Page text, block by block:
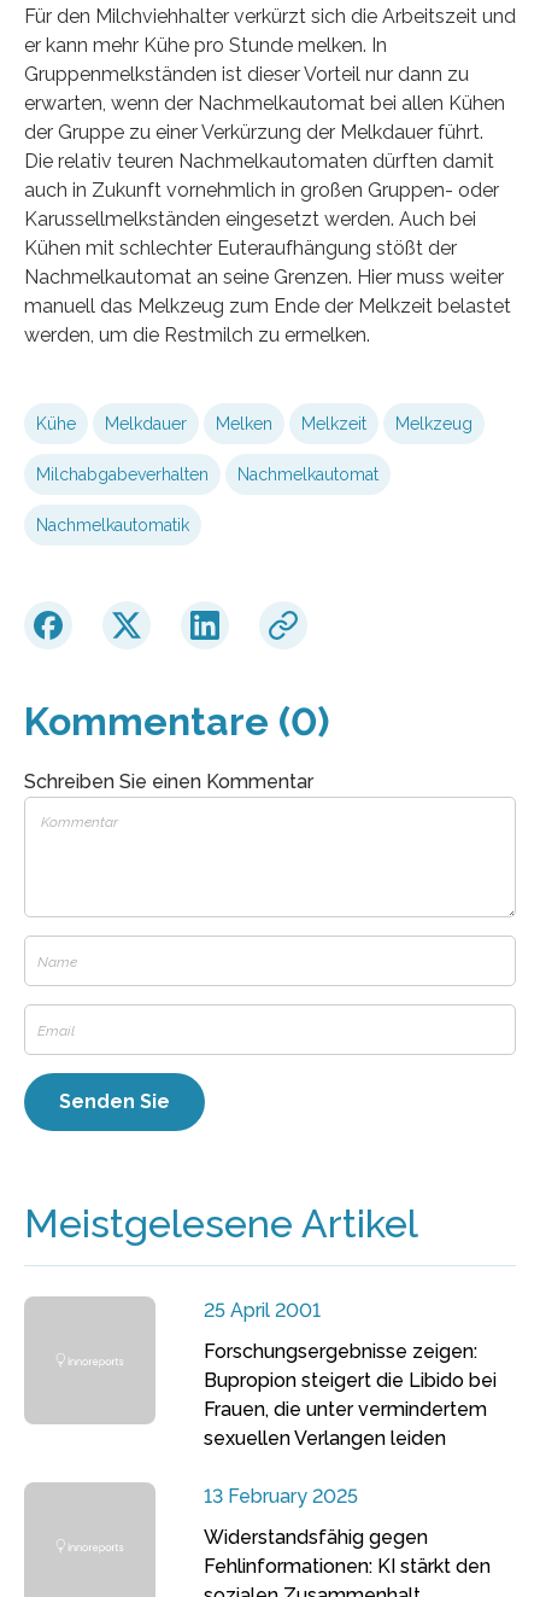
Für den Milchviehhalter verkürzt sich die Arbeitszeit und
er kann mehr Kühe pro Stunde melken. In
Gruppenmelkständen ist dieser Vorteil nur dann zu
erwarten, wenn der Nachmelkautomat bei allen Kühen
der Gruppe zu einer Verkürzung der Melkdauer führt.
Die relativ teuren Nachmelkautomaten dürften damit
auch in Zukunft vornehmlich in großen Gruppen- oder
Karussellmelkständen eingesetzt werden. Auch bei
Kühen mit schlechter Euteraufhängung stößt der
Nachmelkautomat an seine Grenzen. Hier muss weiter
manuell das Melkzeug zum Ende der Melkzeit belastet
werden, um die Restmilch zu ermelken.
Kühe Melkdauer Melken Melkzeit Melkzeug
Milchabgabeverhalten Nachmelkautomat
Nachmelkautomatik
Kommentare (0)
Schreiben Sie einen Kommentar
Meistgelesene Artikel
25 April 2001
Forschungsergebnisse zeigen:
Bupropion steigert die Libido bei
Frauen, die unter vermindertem
sexuellen Verlangen leiden
13 February 2025
Widerstandsfähig gegen
Fehlinformationen: KI stärkt den